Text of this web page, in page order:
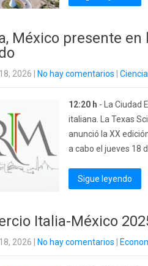
México presente
2026 No hay comentarios
12:20 h - La Ciudad
italiana. La Texas
anunció la XX
a cabo el jueves 18
Sigue leyendo
Italia-México
2026 No hay comentarios